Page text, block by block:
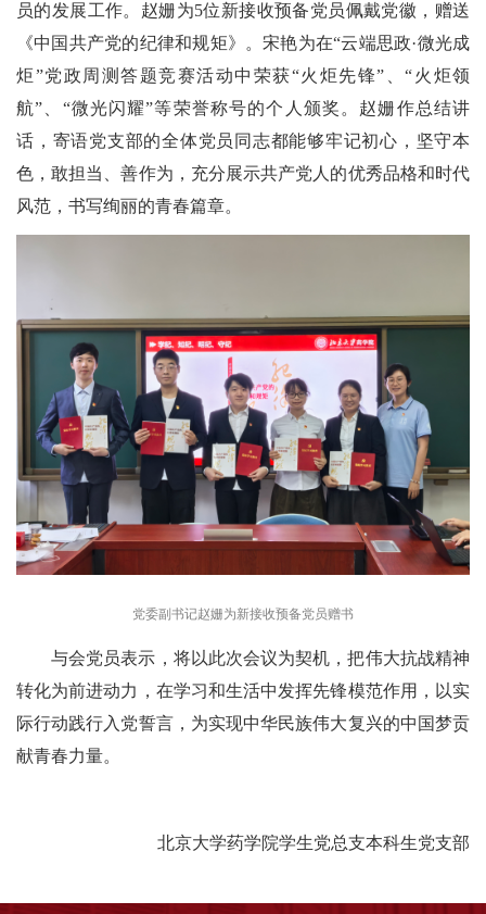
员的发展工作。赵姗为5位新接收预备党员佩戴党徽，赠送
《中国共产党的纪律和规矩》。宋艳为在“云端思政·微光成
炬”党政周测答题竞赛活动中荣获“火炬先锋” 、“火炬领
航” “微光闪耀”等荣誉称号的个人颁奖。赵姗作总结讲
话，寄语党支部的全体党员 同志都能够牢记初心，坚守本
色，敢担当、善作为，充分展示共产党人的优秀品格和时代
风范，书写绚丽的青春篇章。
党委副书记赵姗为新接收预备党员赠书
与会党员表示，将以此次会议为契机，把伟大抗战精神
转化为前进动力，在学习和生活中发挥先锋模范作用，以实
际行动践行入党誓言，为实现中华民族伟大复兴的中国梦贡
献青春力量。
北京大学药学院学生党总支本科生党支部